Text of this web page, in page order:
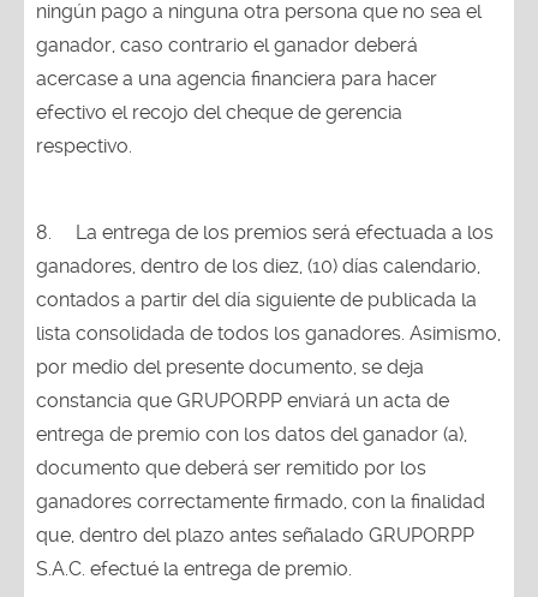
ningún pago a ninguna otra persona que no sea el
ganador, caso contrario el ganador deberá
acercase a una agencia financiera para hacer
efectivo el recojo del cheque de gerencia
respectivo.
8. La entrega de los premios será efectuada a los
ganadores, dentro de los diez, (10) días calendario,
contados a partir del día siguiente de publicada la
lista consolidada de todos los ganadores. Asimismo,
por medio del presente documento, se deja
constancia que GRUPORPP enviará un acta de
entrega de premio con los datos del ganador (a),
documento que deberá ser remitido por los
ganadores correctamente firmado, con la finalidad
que, dentro del plazo antes señalado GRUPORPP
S.A.C. efectué la entrega de premio.